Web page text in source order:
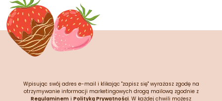
Wpisując swój adres e-mail i klikając "zapisz się" wyrażasz zgodę na
otrzymywanie informacji marketingowych drogą mailową zgodnie z
Regulaminem i Polityką Prywatności. W każdej chwili możesz